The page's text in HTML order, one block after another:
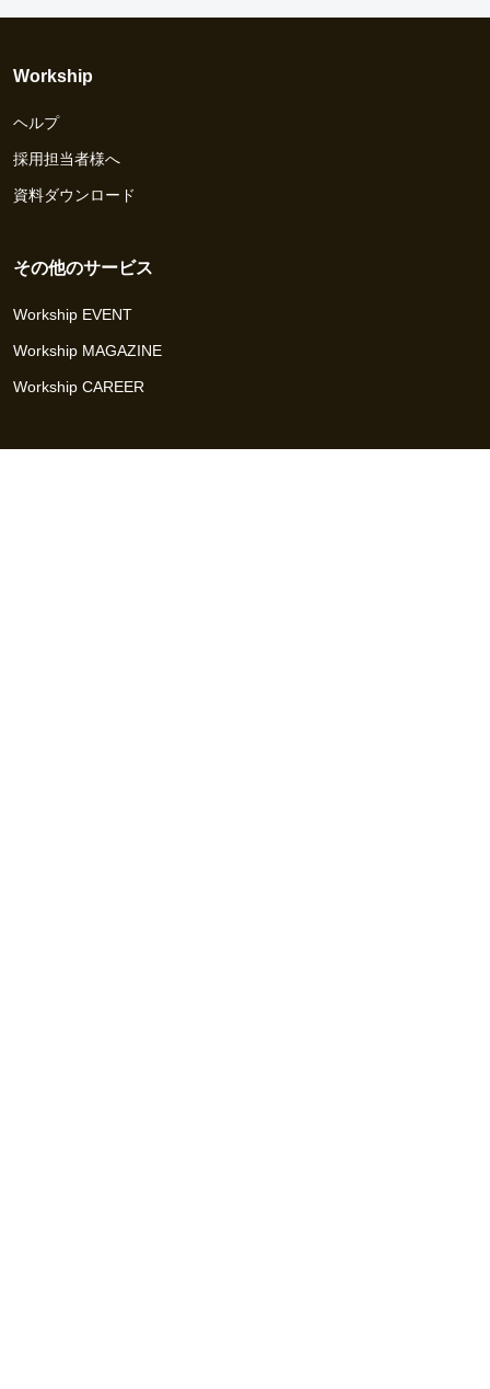
Workship
ヘルプ
採用担当者様へ
資料ダウンロード
その他のサービス
Workship EVENT
Workship MAGAZINE
Workship CAREER